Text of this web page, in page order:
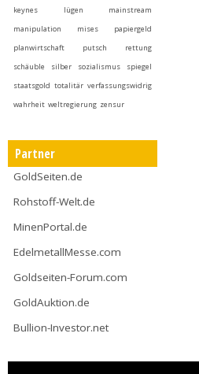
keynes
lügen
mainstream
manipulation
mises
papiergeld
planwirtschaft
putsch
rettung
schäuble
silber sozialismus
spiegel
staatsgold totalitär verfassungswidrig
wahrheit weltregierung zensur
Partner
GoldSeiten.de
Rohstoff-Welt.de
MinenPortal.de
EdelmetallMesse.com
Goldseiten-Forum.com
GoldAuktion.de
Bullion-Investor.net